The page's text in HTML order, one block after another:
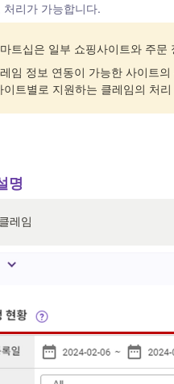
처리가 가능합니다.
트십은 일부 쇼핑사이트와 주
임 정보 연동이 가능한 사이트
이트별로 지원하는 클레임의 처
명
레임